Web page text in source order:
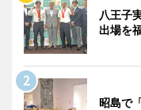
八王子
出場を
昭島で